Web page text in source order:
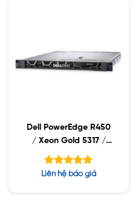
Dell PowerEdge R450
/ Xeon Gold 5317 /
32GB RDIMM / 960GB
SSD / PS 800W
Được xếp
Liên hệ báo giá